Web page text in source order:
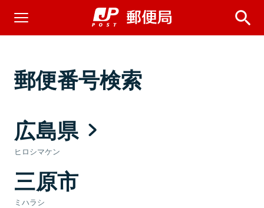
郵便番号検索
広島県
ヒロシマケン
三原市
ミハラシ